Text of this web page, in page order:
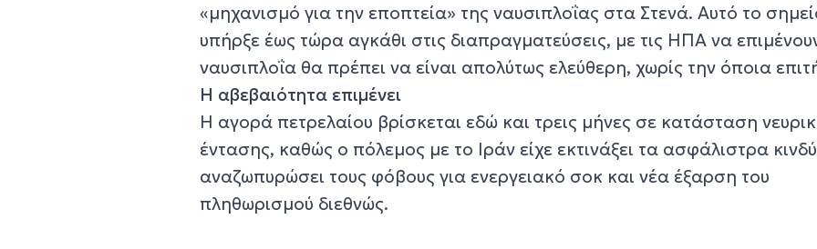
«μηχανισμό για την εποπτεία» της ναυσιπλοΐας στα Στενά. Αυτό το
υπήρξε έως τώρα αγκάθι στις διαπραγματεύσεις, με τις ΗΠΑ να
ναυσιπλοΐα θα πρέπει να είναι απολύτως ελεύθερη, χωρίς την όποια
Η αβεβαιότητα επιμένει
Η αγορά πετρελαίου βρίσκεται εδώ και τρεις μήνες σε κατάσταση
έντασης, καθώς ο πόλεμος με το Ιράν είχε εκτινάξει τα ασφάλιστρα
αναζωπυρώσει τους φόβους για ενεργειακό σοκ και νέα έξαρση του
πληθωρισμού διεθνώς.